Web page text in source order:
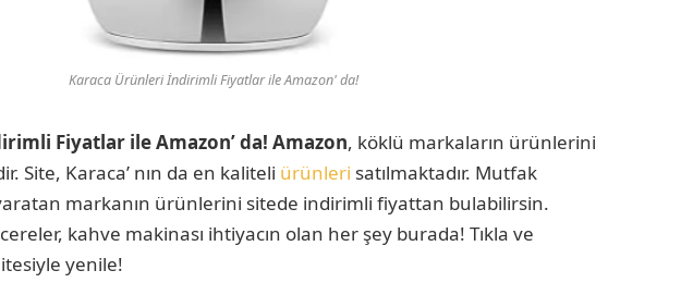
Karaca Ürünleri İndirimli Fiyatlar ile Amazon' da!
Fiyatlar ile Amazon’ da! Amazon, köklü markaların ürünlerini
Site, Karaca’ nın da en kaliteli ürünleri satılmaktadır. Mutfak
markanın ürünlerini sitede indirimli fiyattan bulabilirsin.
kahve makinası ihtiyacın olan her şey burada! Tıkla ve
yenile!